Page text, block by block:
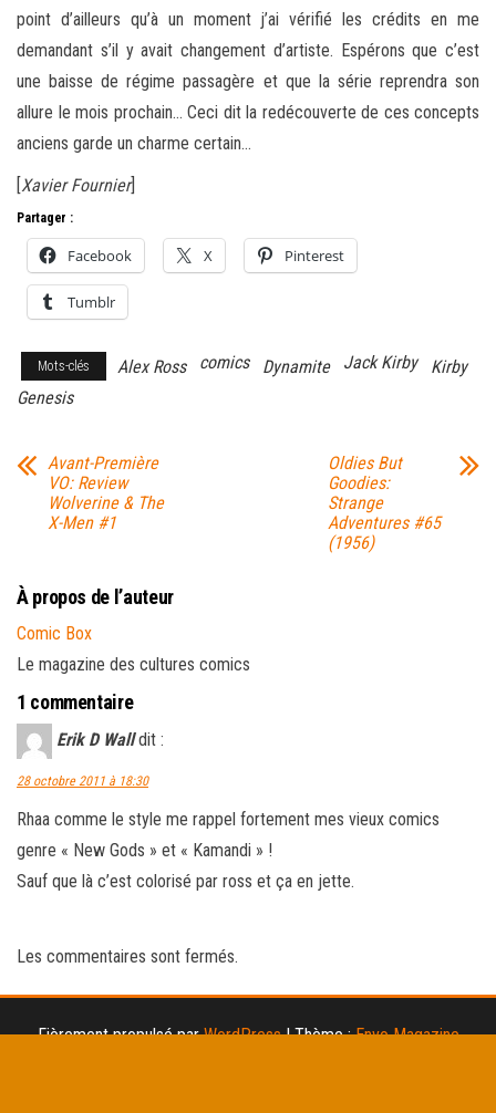
point d’ailleurs qu’à un moment j’ai vérifié les crédits en me
demandant s’il y avait changement d’artiste. Espérons que c’est
une baisse de régime passagère et que la série reprendra son
allure le mois prochain… Ceci dit la redécouverte de ces concepts
anciens garde un charme certain…
[Xavier Fournier]
Partager :
Facebook X Pinterest
Tumblr
Mots-clés Alex Ross comics Dynamite Jack Kirby
Kirby
Genesis
Avant-Première
VO: Review
Wolverine & The
X-Men #1
Oldies But
Goodies:
Strange
Adventures #65
(1956)
À propos de l’auteur
Comic Box
Le magazine des cultures comics
1 commentaire
Erik D Wall dit :
28 octobre 2011 à 18:30
Rhaa comme le style me rappel fortement mes vieux comics
genre « New Gods » et « Kamandi » !
Sauf que là c’est colorisé par ross et ça en jette.
Les commentaires sont fermés.
Fièrement propulsé parWordPress |Thème :Envo Magazine